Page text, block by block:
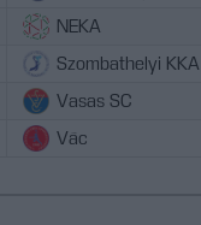
NEKA
Szombathelyi KKA
Vasas SC
Vác